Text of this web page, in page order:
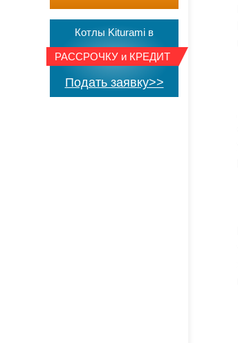
Котлы Kiturami в
РАССРОЧКУ и КРЕДИТ
Подать заявку>>